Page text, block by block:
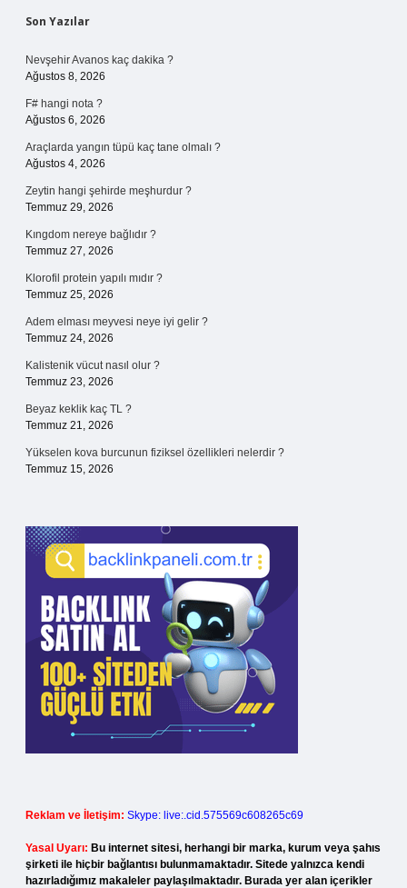
Sidebar
Son Yazılar
Nevşehir Avanos kaç dakika ?
Ağustos 8, 2026
F# hangi nota ?
Ağustos 6, 2026
Araçlarda yangın tüpü kaç tane olmalı ?
Ağustos 4, 2026
Zeytin hangi şehirde meşhurdur ?
Temmuz 29, 2026
Kıngdom nereye bağlıdır ?
Temmuz 27, 2026
Klorofil protein yapılı mıdır ?
Temmuz 25, 2026
Adem elması meyvesi neye iyi gelir ?
Temmuz 24, 2026
Kalistenik vücut nasıl olur ?
Temmuz 23, 2026
Beyaz keklik kaç TL ?
Temmuz 21, 2026
Yükselen kova burcunun fiziksel özellikleri nelerdir ?
Temmuz 15, 2026
Reklam ve İletişim: Skype: live:.cid.575569c608265c69
Yasal Uyarı: Bu internet sitesi, herhangi bir marka, kurum veya şahıs
şirketi ile hiçbir bağlantısı bulunmamaktadır. Sitede yalnızca kendi
hazırladığımız makaleler paylaşılmaktadır. Burada yer alan içerikler